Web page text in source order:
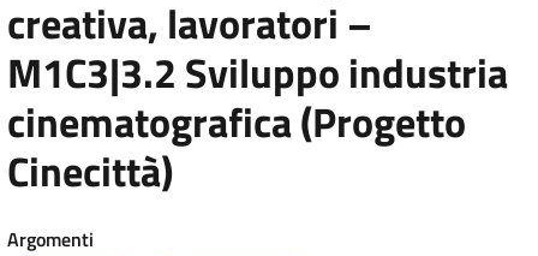
creativa, lavoratori –
M1C3|3.2 Sviluppo industria
cinematografica (Progetto
Cinecittà)
Argomenti